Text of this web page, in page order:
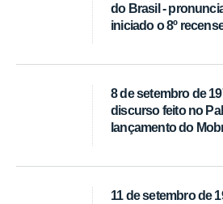
do Brasil -
iniciado o 8º
8 de setembro de
discurso feito no
lançamento do
11 de setembro de